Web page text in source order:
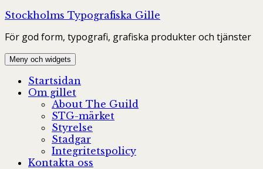
Hoppa
innehåll
Stockholms Typografiska Gille
För god form, typografi, grafiska produkter och tjänster
Meny och widgets
Startsidan
Om gillet
About The Guild
STG-märket
Styrelse
Stadgar
Integritetspolicy
Kontakta oss